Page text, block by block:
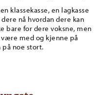
klassekasse, en lagkasse
nå hvordan dere kan
bare for dere voksne, men
være med og kjenne på
noe stort.